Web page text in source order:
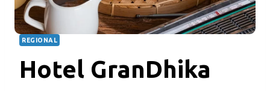
REGIONAL
Hotel GranDhika